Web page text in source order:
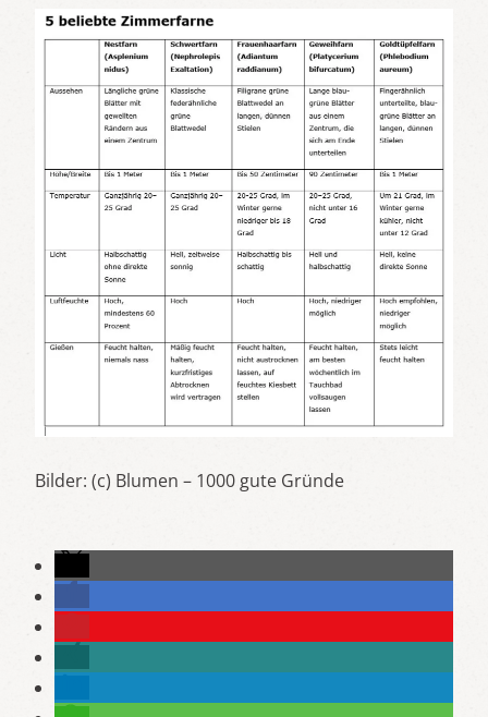
Bilder: (c) Blumen – 1000 gute Gründe